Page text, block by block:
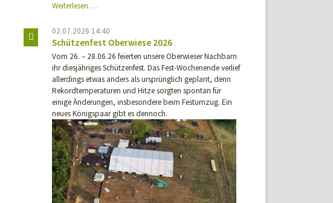
Weiterlesen …
Horneburg
02.07.2026 14:40
Schützenfest Oberwiese 2026
Vom 26. – 28.06.26 feierten unsere Oberwieser Nachbarn
ihr diesjähriges Schützenfest. Das Fest-Wochenende verlief
allerdings etwas anders als ursprünglich geplant, denn
Rekordtemperaturen und Hitze sorgten spontan für
einige Änderungen, insbesondere beim Festumzug. Ein
neues Königspaar gibt es dennoch.